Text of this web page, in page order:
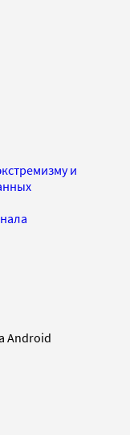
и
Android